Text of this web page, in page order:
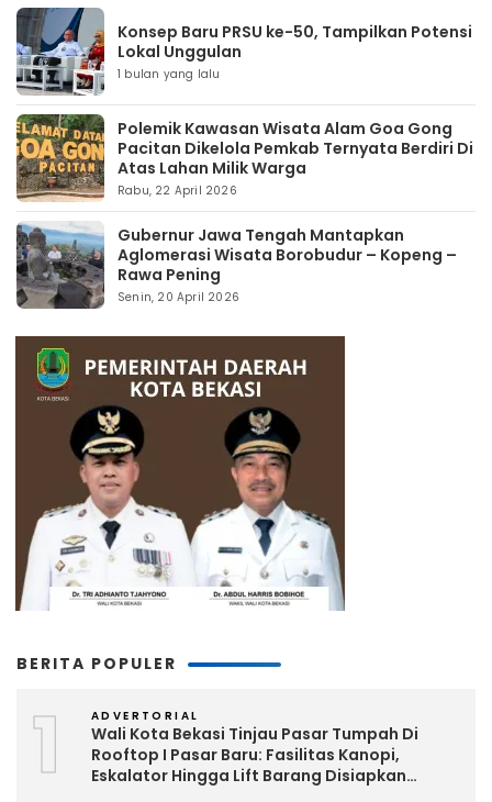
Konsep Baru PRSU ke-50, Tampilkan Potensi
Lokal Unggulan
1 bulan yang lalu
Polemik Kawasan Wisata Alam Goa Gong
Pacitan Dikelola Pemkab Ternyata Berdiri Di
Atas Lahan Milik Warga
Rabu, 22 April 2026
Gubernur Jawa Tengah Mantapkan
Aglomerasi Wisata Borobudur – Kopeng –
Rawa Pening
Senin, 20 April 2026
BERITA POPULER
1 ADVERTORIAL
Wali Kota Bekasi Tinjau Pasar Tumpah Di
Rooftop I Pasar Baru: Fasilitas Kanopi,
Eskalator Hingga Lift Barang Disiapkan